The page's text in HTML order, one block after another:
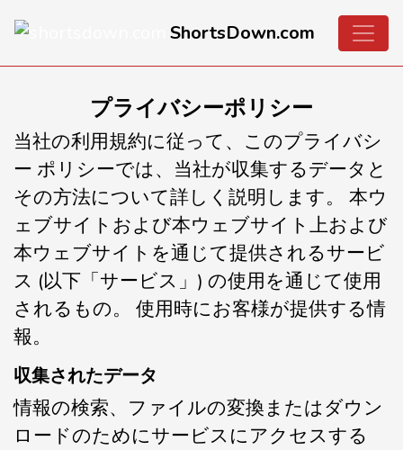
ShortsDown.com
プライバシーポリシー
当社の利用規約に従って、このプライバシ
ー ポリシーでは、当社が収集するデータと
その方法について詳しく説明します。 本ウ
ェブサイトおよび本ウェブサイト上および
本ウェブサイトを通じて提供されるサービ
ス (以下「サービス」) の使用を通じて使用
されるもの。 使用時にお客様が提供する情
報。
収集されたデータ
情報の検索、ファイルの変換またはダウン
ロードのためにサービスにアクセスする